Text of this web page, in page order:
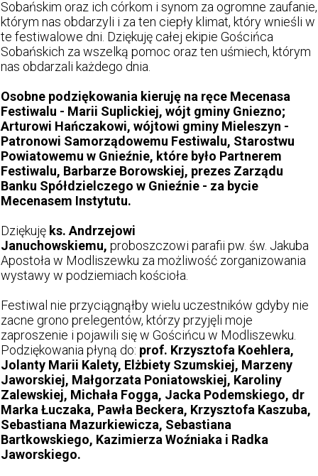
Sobańskim oraz ich córkom i synom za ogromne zaufanie,
którym nas obdarzyli i za ten ciepły klimat, który wnieśli w
te festiwalowe dni. Dziękuję całej ekipie Gościńca
Sobańskich za wszelką pomoc oraz ten uśmiech, którym
nas obdarzali każdego dnia.
Osobne podziękowania kieruję na ręce Mecenasa
Festiwalu - Marii Suplickiej, wójt gminy Gniezno;
Arturowi Hańczakowi, wójtowi gminy Mieleszyn -
Patronowi Samorządowemu Festiwalu, Starostwu
Powiatowemu w Gnieźnie, które było Partnerem
Festiwalu, Barbarze Borowskiej, prezes Zarządu
Banku Spółdzielczego w Gnieźnie - za bycie
Mecenasem Instytutu.
Dziękuję ks. Andrzejowi
Januchowskiemu, proboszczowi parafii pw. św. Jakuba
Apostoła w Modliszewku za możliwość zorganizowania
wystawy w podziemiach kościoła.
Festiwal nie przyciągnąłby wielu uczestników gdyby nie
zacne grono prelegentów, którzy przyjęli moje
zaproszenie i pojawili się w Gościńcu w Modliszewku.
Podziękowania płyną do: prof. Krzysztofa Koehlera,
Jolanty Marii Kalety, Elżbiety Szumskiej, Marzeny
Jaworskiej, Małgorzata Poniatowskiej, Karoliny
Zalewskiej, Michała Fogga, Jacka Podemskiego, dr
Marka Łuczaka, Pawła Beckera, Krzysztofa Kaszuba,
Sebastiana Mazurkiewicza, Sebastiana
Bartkowskiego, Kazimierza Woźniaka i Radka
Jaworskiego.